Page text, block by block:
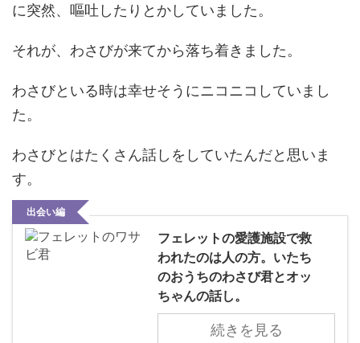
に突然、嘔吐したりとかしていました。
それが、わさびが来てから落ち着きました。
わさびといる時は幸せそうにニコニコしていまし
た。
わさびとはたくさん話しをしていたんだと思いま
す。
出会い編
フェレットの愛護施設で救
われたのは人の方。いたち
のおうちのわさび君とオッ
ちゃんの話し。
続きを見る